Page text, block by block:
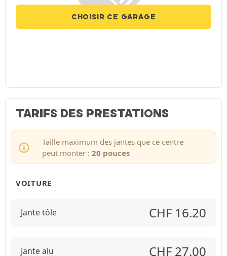
CHOISIR CE GARAGE
TARIFS DES PRESTATIONS
Taille maximum des jantes que ce centre
peut monter : 20 pouces
VOITURE
Jante tôle CHF 16.20
Jante alu CHF 27.00